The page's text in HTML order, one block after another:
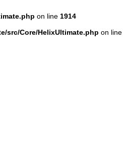
on line 1914
src/Core/HelixUltimate.php on line